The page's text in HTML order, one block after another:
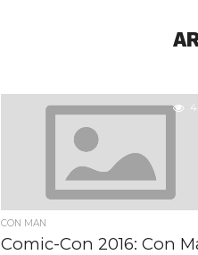
CON MAN
Comic-Con 2016: Con